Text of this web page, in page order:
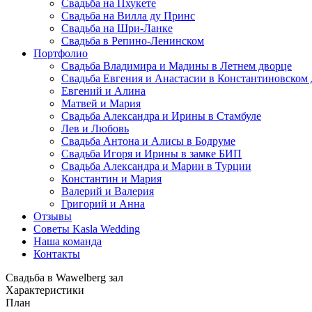
Свадьба на Пхукете
Свадьба на Вилла ду Принс
Свадьба на Шри-Ланке
Свадьба в Репино-Ленинском
Портфолио
Свадьба Владимира и Мадины в Летнем дворце
Свадьба Евгения и Анастасии в Константиновском
Евгений и Алина
Матвей и Мария
Свадьба Александра и Ирины в Стамбуле
Лев и Любовь
Свадьба Антона и Алисы в Бодруме
Свадьба Игоря и Ирины в замке БИП
Свадьба Александра и Марии в Турции
Константин и Мария
Валерий и Валерия
Григорий и Анна
Отзывы
Советы Kasla Wedding
Наша команда
Контакты
Свадьба в Wawelberg зал
Характеристики
План